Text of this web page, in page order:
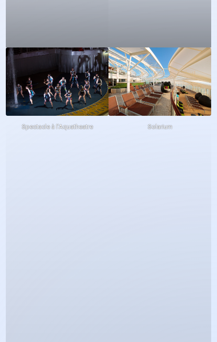
Spectacle à l’Aquatheatre Solarium